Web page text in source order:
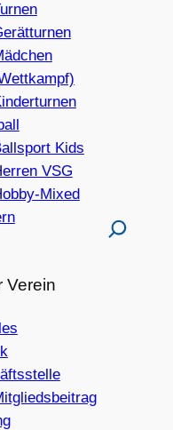
Kids
VSG
Mixed
Verein